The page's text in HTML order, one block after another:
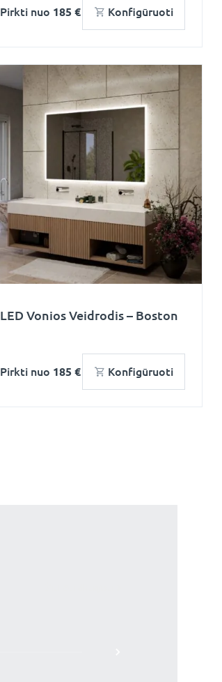
Pirkti nuo 185 € Konfigūruoti
LED Vonios Veidrodis – Boston
Pirkti nuo 185 € Konfigūruoti